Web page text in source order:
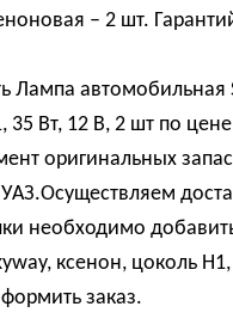
– 2 шт.
Лампа автомобильная
35 Вт, 12 В, 2 шт по
оригинальных
необходимо
ксенон, цоколь H1,
заказ.